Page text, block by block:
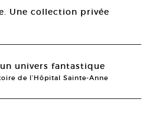
Une collection privée
univers fantastique
de l’Hôpital Sainte-Anne